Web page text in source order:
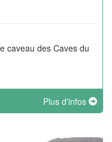
caveau des Caves du
Plus d'infos